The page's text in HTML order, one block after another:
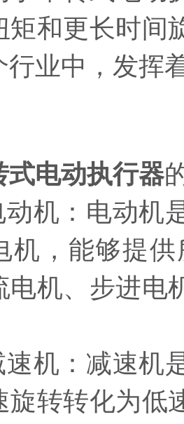
矩和更长时间
行业中，发挥
式电动执行器
：电动机是
机，能够提
电机、步进电
：减速机是
旋转转化为低